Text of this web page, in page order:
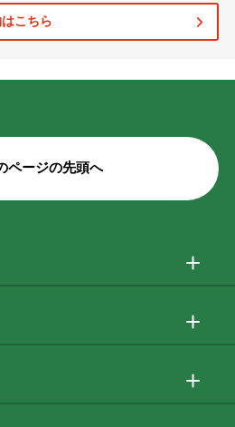
こちら
ページの先頭へ